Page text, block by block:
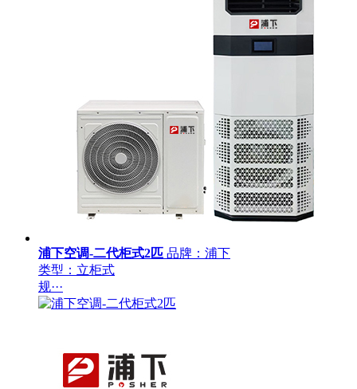
浦下空调-二代柜式2匹 品牌：浦下
类型：立柜式
规···